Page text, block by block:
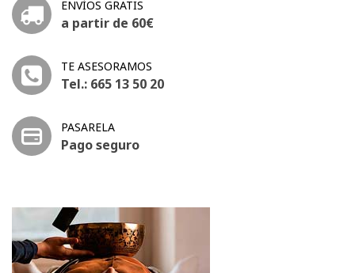
ENVÍOS GRATIS
a partir de 60€
TE ASESORAMOS
Tel.: 665 13 50 20
PASARELA
Pago seguro